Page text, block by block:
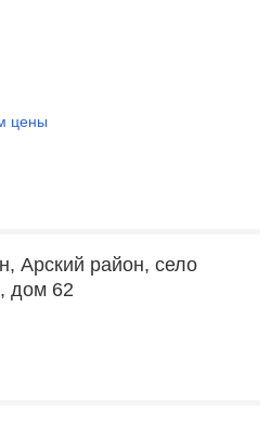
цены
Арский район, село
дом 62